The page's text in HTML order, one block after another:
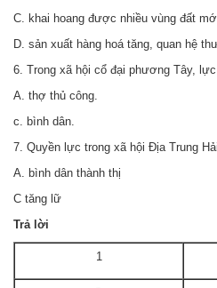
C. khai hoang được nhiều vùng đất
D. sản xuất hàng hoá tăng, quan hệ
6. Trong xã hội cổ đại phương Tây,
A. thợ thủ công. B.
c. bình dân. D.
7. Quyền lực trong xã hội Địa Trung
A. bình dân thành thị B. bô
C tăng lữ
D. chủ nô,
Trảlời
1